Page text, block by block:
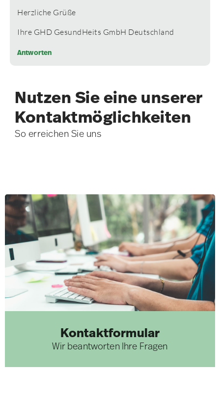
Herzliche Grüße
Ihre GHD GesundHeits GmbH Deutschland
Antworten
Nutzen Sie eine unserer
Kontakt­möglichkeiten
So erreichen Sie uns
Kontaktformular
Wir beantworten Ihre Fragen